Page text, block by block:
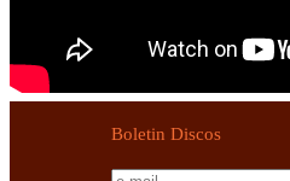
Boletin Discos